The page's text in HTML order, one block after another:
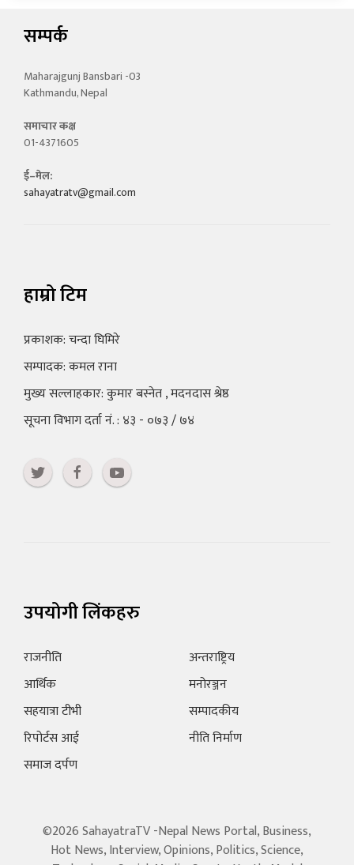
सम्पर्क
Maharajgunj Bansbari -03
Kathmandu, Nepal
समाचार कक्ष
01-4371605
ई–मेल:
sahayatratv@gmail.com
हाम्रो टिम
प्रकाशक: चन्दा घिमिरे
सम्पादक: कमल राना
मुख्य सल्लाहकार: कुमार बस्नेत , मदनदास श्रेष्ठ
सूचना विभाग दर्ता नं. : ४३ - ०७३ / ७४
उपयोगी लिंकहरु
राजनीति
आर्थिक
सहयात्रा टीभी
रिपोर्टस आई
समाज दर्पण
अन्तराष्ट्रिय
मनोरञ्जन
सम्पादकीय
नीति निर्माण
©2026 SahayatraTV -Nepal News Portal, Business,
Hot News, Interview, Opinions, Politics, Science,